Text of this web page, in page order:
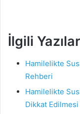
İlgili Yazılar
Hamilelikte
Rehberi
Hamilelikte
Dikkat